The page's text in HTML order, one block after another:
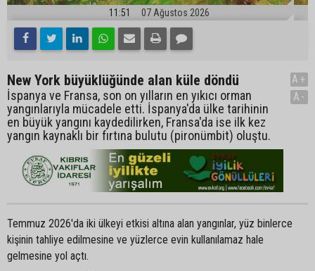
11:51 07 Ağustos 2026
New York büyüklüğünde alan küle döndü
İspanya ve Fransa, son on yılların en yıkıcı orman
yangınlarıyla mücadele etti. İspanya'da ülke tarihinin
en büyük yangını kaydedilirken, Fransa'da ise ilk kez
yangın kaynaklı bir fırtına bulutu (pironümbit) oluştu.
A+
A-
Temmuz 2026'da iki ülkeyi etkisi altına alan yangınlar, yüz binlerce
kişinin tahliye edilmesine ve yüzlerce evin kullanılamaz hale
gelmesine yol açtı.